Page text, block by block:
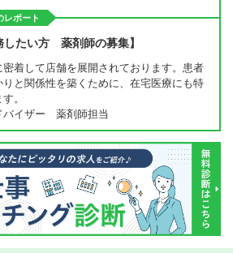
レポート
したい方 薬剤師の募集】
密着して店舗を展開されております。患者
りと関係性を築くために、在宅医療にも特
。
バイザー 薬剤師担当